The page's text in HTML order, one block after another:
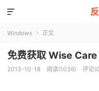

Windows  正文
免费获取 Wise
2013-10-18 阅读(1036) 评论